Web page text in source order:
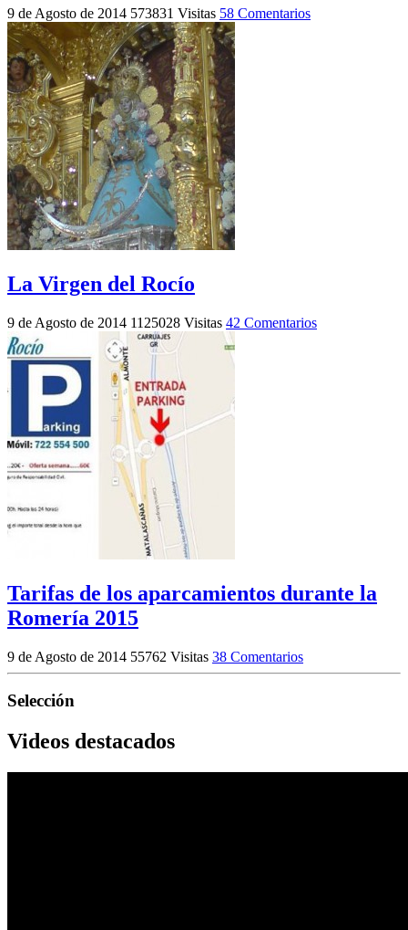
9 de Agosto de 2014 573831 Visitas 58 Comentarios
La Virgen del Rocío
9 de Agosto de 2014 1125028 Visitas 42 Comentarios
Tarifas de los aparcamientos durante la
Romería 2015
9 de Agosto de 2014 55762 Visitas 38 Comentarios
Selección
Videos destacados